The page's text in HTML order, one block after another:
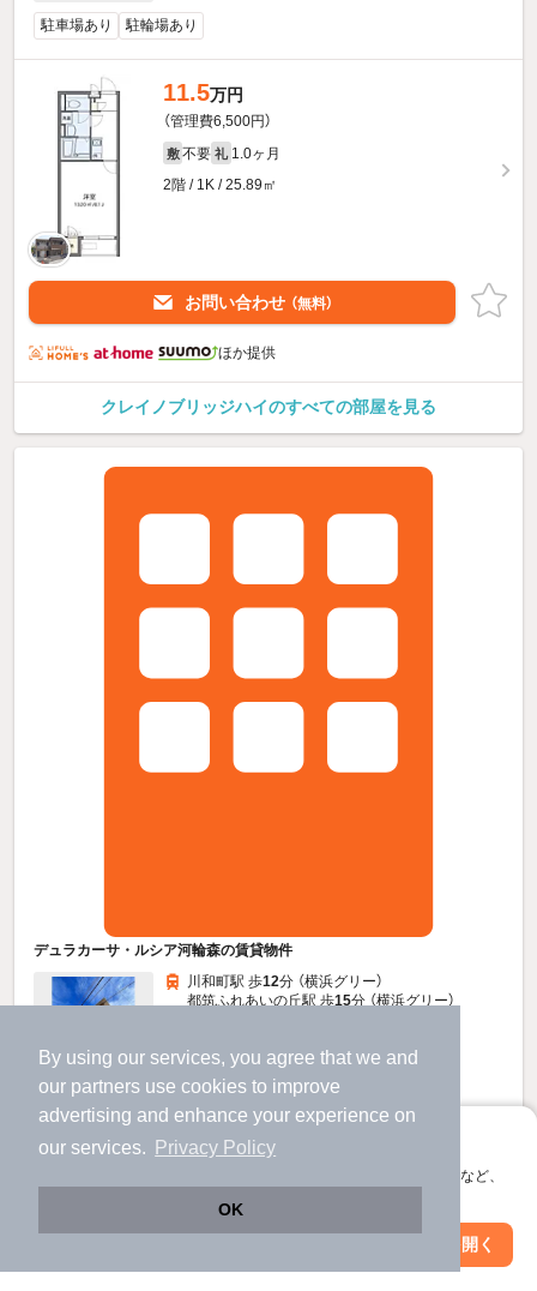
By using our services, you agree that we and
our partners use cookies to improve
advertising and enhance your experience on
our services.
Privacy Policy
OK
アプリに切り替えて、サクサクお部屋探し
会員登録なしですぐ使える。マップ検索やお気に入り保存など、
アプリを開く
駐車場あり 駐輪場あり
11.5万円
（管理費6,500円）
敷 不要 礼 1.0ヶ月
2階 / 1K / 25.89㎡
お問い合わせ （無料）
ほか提供
クレイノブリッジハイのすべての部屋を見る
デュラカーサ・ルシア河輪森の賃貸物件
すべての写真
川和町駅 歩12分 （横浜グリー）
都筑ふれあいの丘駅 歩15分 （横浜グリー）
神奈川県横浜市都筑区川和町
2階建 / 7年6ヶ月 / 木造
（管理費3,000円）
敷 不要 礼 1.0ヶ月
絞り込み条件を変更